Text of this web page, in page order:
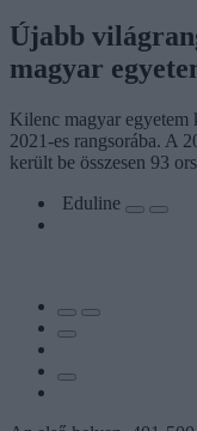
Újabb
magyar
Kilenc magyar
2021-es rangsorába. A
került be összesen 93
Eduline